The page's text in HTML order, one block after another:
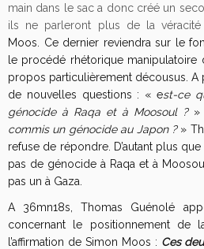
main dans le sac a donc créé un
ils ne parleront plus de la
Moos. Ce dernier reviendra sur le
le procédé rhétorique manipulatoire
propos particulièrement décousus. A
de nouvelles questions : « est-ce
génocide à Raqa et à Moosoul ?»
commis un génocide au Japon ?»
refuse de répondre. D’autant plus que
pas de génocide à Raqa et à
pas un à Gaza.
A 36mn18s, Thomas Guénolé
concernant le positionnement de
l’affirmation de Simon Moos : Ces